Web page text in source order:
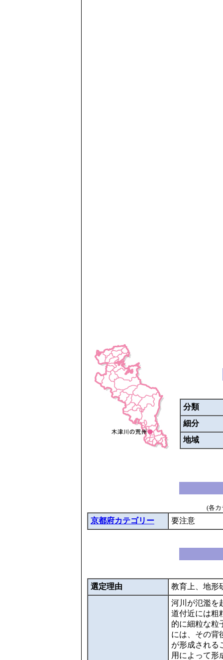
分類
細分
地域
(各
京都府カテゴリー 要注意
選定理由
教育上、地形
河川が氾濫を
道付近には粗
的に細粒な粒
には、その背
が形成される
用によって形